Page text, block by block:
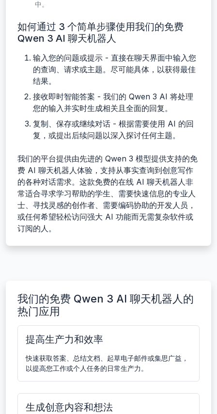
中。
如何通过 3 个简单步骤使用我们的免费
Qwen 3 AI 聊天机器人
输入您的问题或提示 - 直接在聊天界面中输入您
的查询、请求或主题。尽可能具体，以获得最佳
结果。
接收即时智能答案 - 我们的 Qwen 3 AI 将处理
您的输入并实时生成相关且全面的回复。
复制、保存或继续对话 - 根据需要使用 AI 的回
复，或提出后续问题以深入探讨任何主题。
我们的平台提供由先进的 Qwen 3 模型提供支持的免
费 AI 聊天机器人体验，支持从事实查询到创意写作
的各种对话需求。这款免费的在线 AI 聊天机器人非
常适合寻求学习帮助的学生、需要快速信息的专业人
士、寻找灵感的创作者、需要编码协助的开发人员，
或任何希望轻松访问强大 AI 功能而无需复杂软件或
订阅的人。
我们的免费 Qwen 3 AI 聊天机器人的
热门应用
提高生产力和效率
快速获取答案、总结文档、起草电子邮件或集思广益，
以提高您工作或个人任务的日常生产力。
生成创意内容和想法